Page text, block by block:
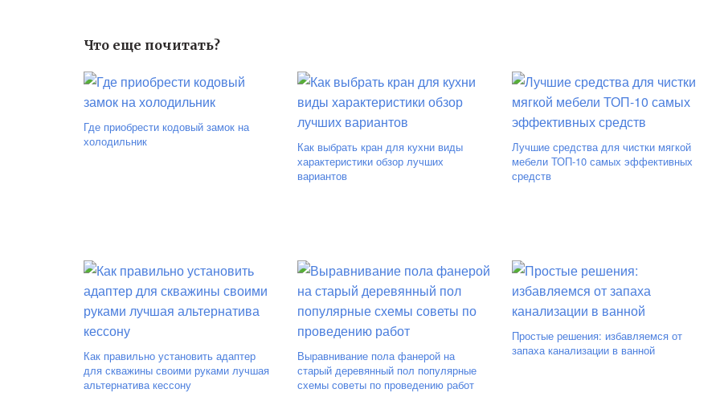
Что еще почитать?
Где приобрести кодовый замок на
холодильник
Как выбрать кран для кухни виды
характеристики обзор лучших
вариантов
Лучшие средства для чистки мягкой
мебели ТОП-10 самых эффективных
средств
Как правильно установить адаптер
для скважины своими руками лучшая
альтернатива кессону
Выравнивание пола фанерой на
старый деревянный пол популярные
схемы советы по проведению работ
Простые решения: избавляемся от
запаха канализации в ванной